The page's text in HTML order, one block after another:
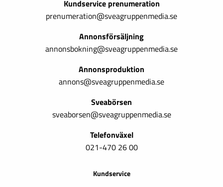
Kundservice prenumeration
prenumeration@sveagruppenmedia.se
Annonsförsäljning
annonsbokning@sveagruppenmedia.se
Annonsproduktion
annons@sveagruppenmedia.se
Sveabörsen
sveaborsen@sveagruppenmedia.se
Telefonväxel
021-470 26 00
Kundservice